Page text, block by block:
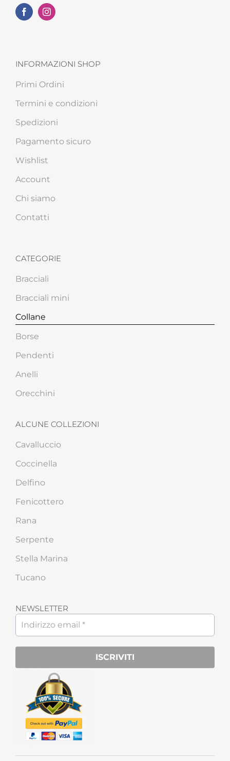
INFORMAZIONI SHOP
Primi Ordini
Termini e condizioni
Spedizioni
Pagamento sicuro
Wishlist
Account
Chi siamo
Contatti
CATEGORIE
Bracciali
Bracciali mini
Collane
Borse
Pendenti
Anelli
Orecchini
ALCUNE COLLEZIONI
Cavalluccio
Coccinella
Delfino
Fenicottero
Rana
Serpente
Stella Marina
Tucano
NEWSLETTER